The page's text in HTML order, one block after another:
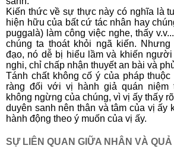
Kiến thức về sự thực này có nghĩa là
hiện hữu của bất cứ tác nhân hay
puggalà) làm công việc nghe, thấy
chúng ta thoát khỏi ngã kiến.
đạo, nó dễ bị hiểu lầm và khiến
nghi, chỉ chấp nhận thuyết an bài và
Tánh chất không cố ý của pháp
ràng đối với vị hành giả quán niệm
không ngừng của chúng, vì vị ấy thấy
duyên sanh nên thân và tâm của vị ấy
hành động theo ý muốn của vị ấy.
SỰ LIÊN QUAN GIỮA NHÂN VÀ QUẢ